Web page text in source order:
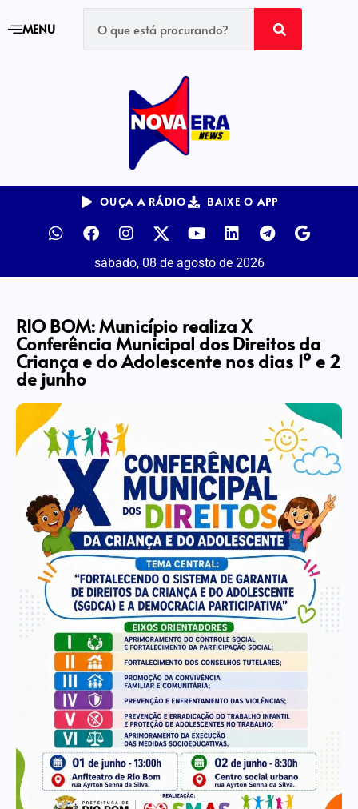
MENU
OUÇA A RÁDIO BAIXE O APP
sábado, 08 de agosto de 2026
RIO BOM: Município realiza X
Conferência Municipal dos Direitos da
Criança e do Adolescente nos dias 1º e 2
de junho